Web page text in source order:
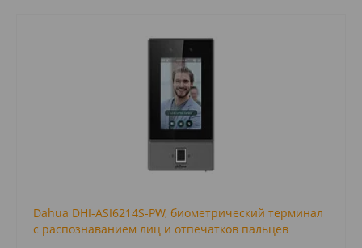
Dahua DHI-ASI6214S-PW, биометрический терминал
с распознаванием лиц и отпечатков пальцев